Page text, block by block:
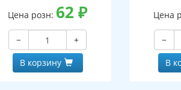
Цена розн: 62₽
−
+
В корзину
Цена
−
В